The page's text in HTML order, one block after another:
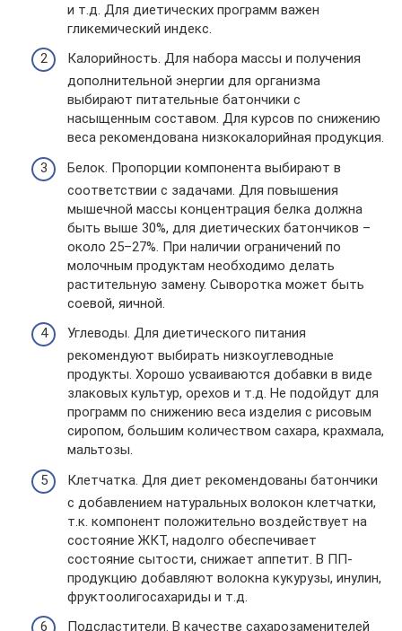
и т.д. Для диетических программ важен
гликемический индекс.
Калорийность. Для набора массы и получения
дополнительной энергии для организма
выбирают питательные батончики с
насыщенным составом. Для курсов по снижению
веса рекомендована низкокалорийная продукция.
Белок. Пропорции компонента выбирают в
соответствии с задачами. Для повышения
мышечной массы концентрация белка должна
быть выше 30%, для диетических батончиков –
около 25–27%. При наличии ограничений по
молочным продуктам необходимо делать
растительную замену. Сыворотка может быть
соевой, яичной.
Углеводы. Для диетического питания
рекомендуют выбирать низкоуглеводные
продукты. Хорошо усваиваются добавки в виде
злаковых культур, орехов и т.д. Не подойдут для
программ по снижению веса изделия с рисовым
сиропом, большим количеством сахара, крахмала,
мальтозы.
Клетчатка. Для диет рекомендованы батончики
с добавлением натуральных волокон клетчатки,
т.к. компонент положительно воздействует на
состояние ЖКТ, надолго обеспечивает
состояние сытости, снижает аппетит. В ПП-
продукцию добавляют волокна кукурузы, инулин,
фруктоолигосахариды и т.д.
Подсластители. В качестве сахарозаменителей